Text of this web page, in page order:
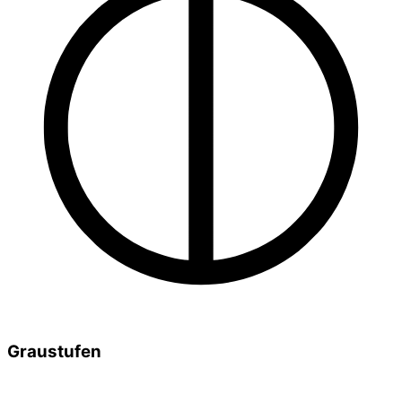
Graustufen